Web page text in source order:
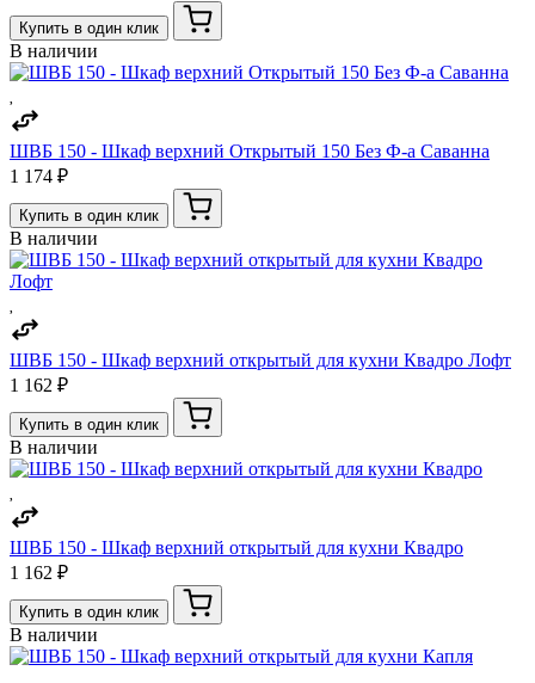
Купить в один клик
В наличии
ШВБ 150 - Шкаф верхний Открытый 150 Без Ф-а Саванна
1 174 ₽
Купить в один клик
В наличии
ШВБ 150 - Шкаф верхний открытый для кухни Квадро Лофт
1 162 ₽
Купить в один клик
В наличии
ШВБ 150 - Шкаф верхний открытый для кухни Квадро
1 162 ₽
Купить в один клик
В наличии